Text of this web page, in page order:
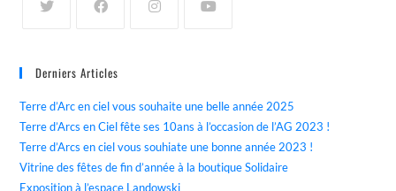
Derniers Articles
Terre d’Arc en ciel vous souhaite une belle année 2025
Terre d’Arcs en Ciel fête ses 10ans à l’occasion de l’AG 2023 !
Terre d’Arcs en ciel vous souhiate une bonne année 2023 !
Vitrine des fêtes de fin d’année à la boutique Solidaire
Exposition à l’espace Landowski